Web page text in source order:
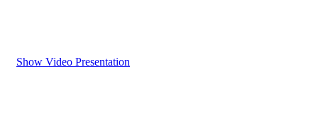
Show Video Presentation